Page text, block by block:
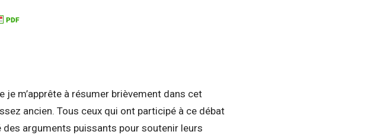
je m’apprête à résumer brièvement dans cet
ancien. Tous ceux qui ont participé à ce débat
des arguments puissants pour soutenir leurs